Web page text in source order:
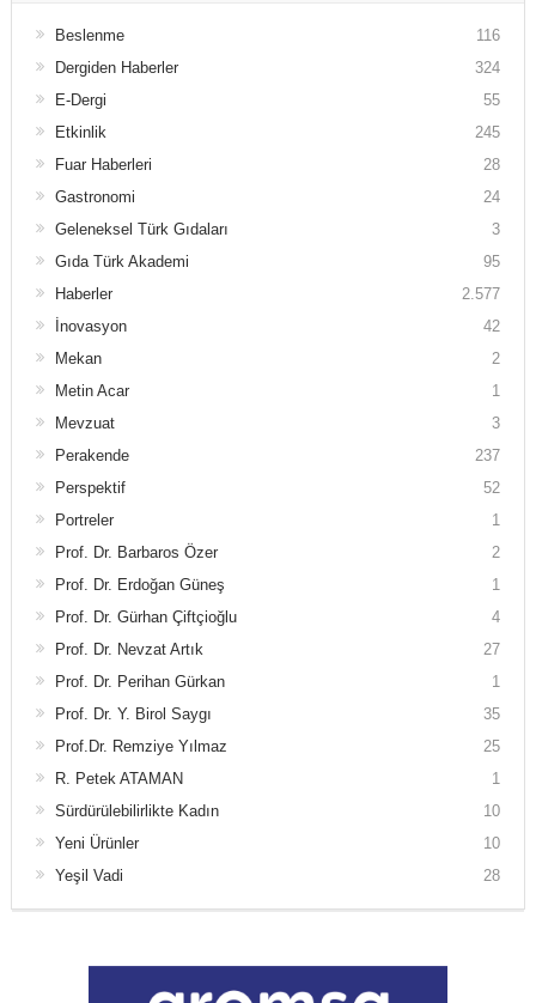
Beslenme
116
Dergiden Haberler
324
E-Dergi
55
Etkinlik
245
Fuar Haberleri
28
Gastronomi
24
Geleneksel Türk Gıdaları
3
Gıda Türk Akademi
95
Haberler
2.577
İnovasyon
42
Mekan
2
Metin Acar
1
Mevzuat
3
Perakende
237
Perspektif
52
Portreler
1
Prof. Dr. Barbaros Özer
2
Prof. Dr. Erdoğan Güneş
1
Prof. Dr. Gürhan Çiftçioğlu
4
Prof. Dr. Nevzat Artık
27
Prof. Dr. Perihan Gürkan
1
Prof. Dr. Y. Birol Saygı
35
Prof.Dr. Remziye Yılmaz
25
R. Petek ATAMAN
1
Sürdürülebilirlikte Kadın
10
Yeni Ürünler
10
Yeşil Vadi
28